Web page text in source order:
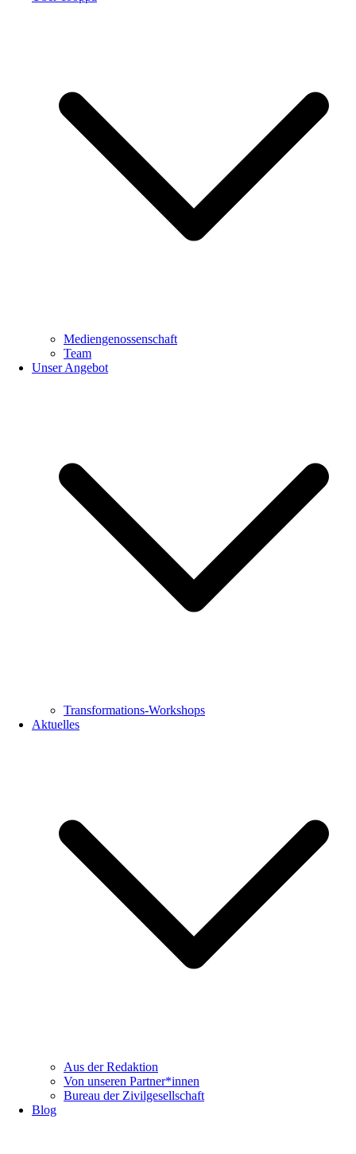
Mediengenossenschaft
Team
Unser Angebot
Transformations-Workshops
Aktuelles
Aus der Redaktion
Von unseren Partner*innen
Bureau der Zivilgesellschaft
Blog